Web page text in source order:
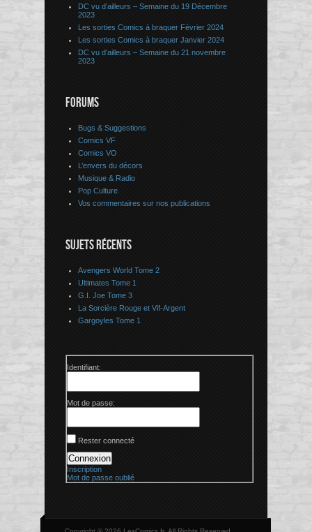
DC vu d’ailleurs – Semaine du 19 Décembre
2023
Les sorties Comics à braquer Février 2024
Les sorties Comics à braquer Janvier 2024
DC vu d’ailleurs – Semaine du 21 novembre
2023
FORUMS
Bugs & Suggestions
Comics VF
Comics VO
L’envers du décors
Musique & Radio
Pop Culture
Vos commentaires sur nos publications
SUJETS RÉCENTS
Avengers World Tome 2
Ultimates Tome 1
G.I. Joe Tome 3
La Sorcière Rouge et Vif-Argent
Gargoyles Tome 1
Identifiant:
Mot de passe:
Rester connecté
Connexion
Inscription
Mot de passe oublié